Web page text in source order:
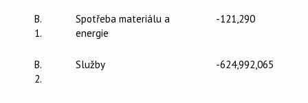
B.
1.
Spotřeba materiálu a
energie
-121,290
B.
2.
Služby -624,992,065